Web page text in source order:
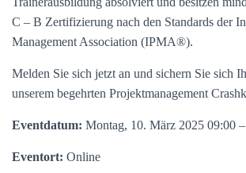
C – B Zertifizierung nach den Standards der
Management Association (IPMA®).
Melden Sie sich jetzt an und sichern Sie sich
unserem begehrten Projektmanagement
Eventdatum: Montag, 10. März 2025 09:00
Eventort: Online